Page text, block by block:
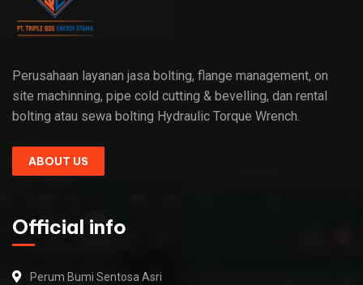
Perusahaan layanan jasa bolting, flange management, on
site machinning, pipe cold cutting & bevelling, dan rental
bolting atau sewa bolting Hydraulic Torque Wrench.
ABOUT US
Official info
Perum Bumi Sentosa Asri